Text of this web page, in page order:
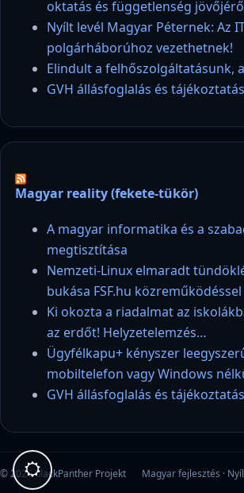
oktatás és függetlenség
Nyílt levél Magyar Péternek: Az
polgárháborúhoz vezethetnek!
Elindult a felhőszolgáltatásunk,
GVH állásfoglalás és tájékoztatás
Magyar reality (fekete-tükör)
A magyar informatika és a
megtisztítása
Nemzeti-Linux elmaradt
bukása FSF.hu
Ki okozta a riadalmat az
az erdőt! Helyzetelemzés…
Ügyfélkapu+ kényszer
mobiltelefon vagy Windows
GVH állásfoglalás és tájékoztatás
© 2026 blackPanther Projekt Magyar fejlesztés ·